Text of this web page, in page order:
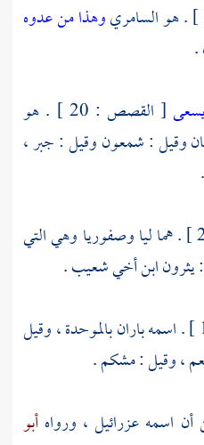
السامريوهذا من عدوه
.
[ القصص : 20 ] . هو
وقيل :شمعونوقيل :جبر ،
.
لياوصفوريا وهي التي
:يثرون ابن أخي شعيب.
بارانبالموحدة ، وقيل
،وقيل :مشكم.
أن اسمه عزرائيل ، ورواه أبو